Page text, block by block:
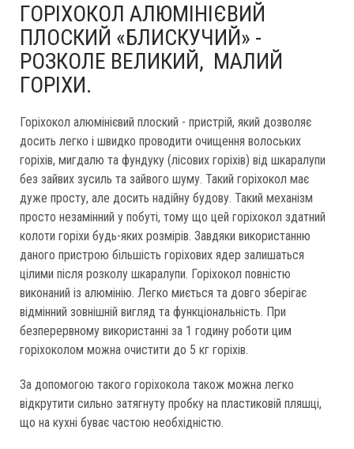
ГОРІХОКОЛ АЛЮМІНІЄВИЙ
ПЛОСКИЙ «БЛИСКУЧИЙ» -
РОЗКОЛЕ ВЕЛИКИЙ, МАЛИЙ
ГОРІХИ.
Горіхокол алюмінієвий плоский - пристрій, який дозволяє
досить легко і швидко проводити очищення волоських
горіхів, мигдалю та фундуку (лісових горіхів) від шкаралупи
без зайвих зусиль та зайвого шуму. Такий горіхокол має
дуже просту, але досить надійну будову. Такий механізм
просто незамінний у побуті, тому що цей горіхокол здатний
колоти горіхи будь-яких розмірів. Завдяки використанню
даного пристрою більшість горіхових ядер залишаться
цілими після розколу шкаралупи. Горіхокол повністю
виконаний із алюмінію. Легко миється та довго зберігає
відмінний зовнішній вигляд та функціональність. При
безперервному використанні за 1 годину роботи цим
горіхоколом можна очистити до 5 кг горіхів.
За допомогою такого горіхокола також можна легко
відкрутити сильно затягнуту пробку на пластиковій пляшці,
що на кухні буває частою необхідністю.